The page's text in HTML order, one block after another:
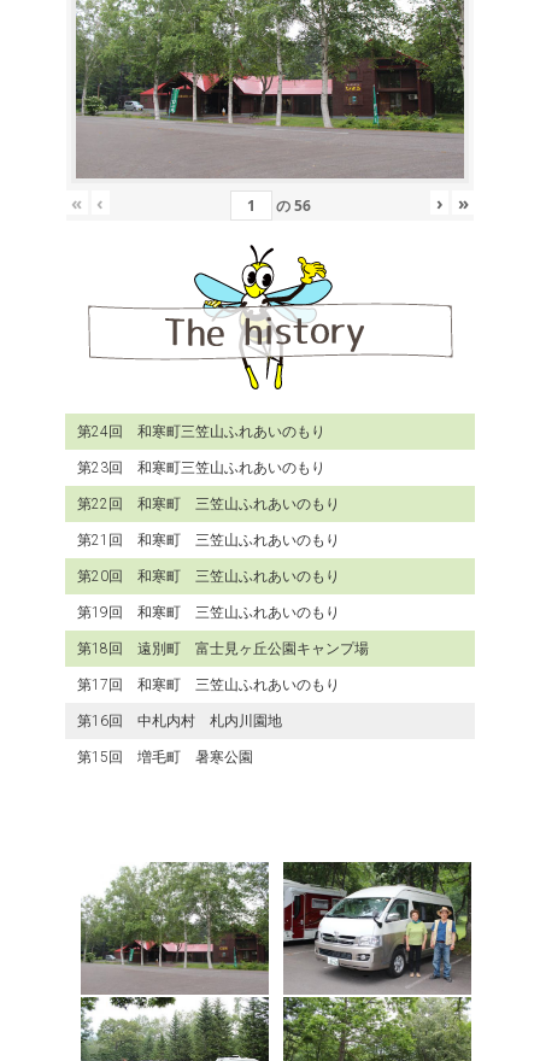
« ‹ の56 › »
第24回 和寒町三笠山ふれあいのもり
第23回 和寒町三笠山ふれあいのもり
第22回 和寒町 三笠山ふれあいのもり
第21回 和寒町 三笠山ふれあいのもり
第20回 和寒町 三笠山ふれあいのもり
第19回 和寒町 三笠山ふれあいのもり
第18回 遠別町 富士見ヶ丘公園キャンプ場
第17回 和寒町 三笠山ふれあいのもり
第16回 中札内村 札内川園地
第15回 増毛町 暑寒公園